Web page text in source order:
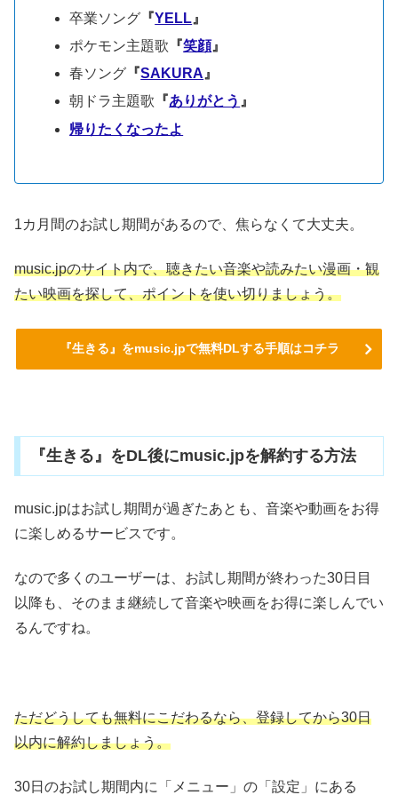
卒業ソング 『YELL 』
ポケモン主題歌 『笑顔』
春ソング 『SAKURA 』
朝ドラ主題歌 『 ありがとう 』
帰りたくなったよ
1カ月間のお試し期間があるので、焦らなくて大丈夫。
music.jpのサイト内で、聴きたい音楽や読みたい漫画・観
たい映画を探して、ポイントを使い切りましょう。
『生きる』をmusic.jpで無料DLする手順はコチラ
『生きる』をDL後にmusic.jpを解約する方法
music.jpはお試し期間が過ぎたあとも、音楽や動画をお得
に楽しめるサービスです。
なので多くのユーザーは、お試し期間が終わった30日目
以降も、そのまま継続して音楽や映画をお得に楽しんでい
るんですね。
ただどうしても無料にこだわるなら、登録してから30日
以内に解約しましょう。
30日のお試し期間内に「メニュー」の「設定」にある